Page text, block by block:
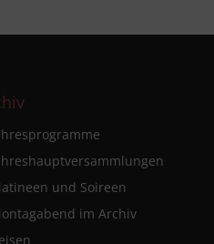
und Soireen
im Archiv